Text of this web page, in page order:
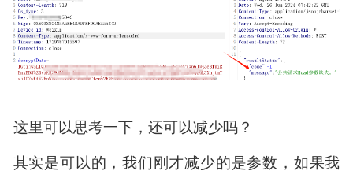
这里可以思考一下，还可以减少吗？
其实是可以的，我们刚才减少的是参数，如果我